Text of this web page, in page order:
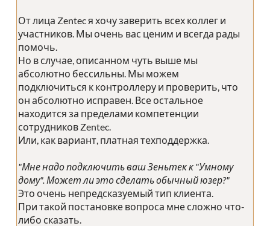
От лица Zentec я хочу заверить всех коллег и
участников. Мы очень вас ценим и всегда рады
помочь.
Но в случае, описанном чуть выше мы
абсолютно бессильны. Мы можем
подключиться к контроллеру и проверить, что
он абсолютно исправен. Все остальное
находится за пределами компетенции
сотрудников Zentec.
Или, как вариант, платная техподдержка.
"Мне надо подключить ваш Зеньтек к "Умному
дому". Может ли это сделать обычный юзер?"
Это очень непредсказуемый тип клиента.
При такой постановке вопроса мне сложно что-
либо сказать.